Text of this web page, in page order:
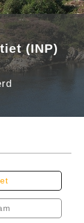
(INP)